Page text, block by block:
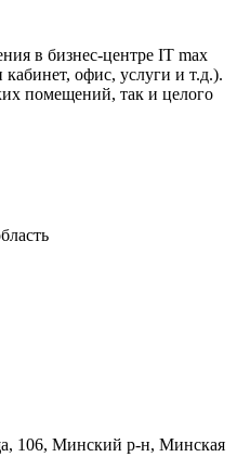
в бизнес-центре IT max
офис, услуги и т.д.).
помещений, так и целого
106, Минский р-н, Минская